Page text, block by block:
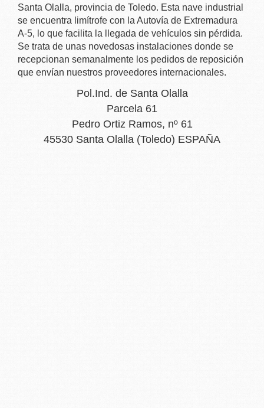
Santa Olalla, provincia de Toledo. Esta nave industrial
se encuentra limítrofe con la Autovía de Extremadura
A-5, lo que facilita la llegada de vehículos sin pérdida.
Se trata de unas novedosas instalaciones donde se
recepcionan semanalmente los pedidos de reposición
que envían nuestros proveedores internacionales.
Pol.Ind. de Santa Olalla
Parcela 61
Pedro Ortiz Ramos, nº 61
45530 Santa Olalla (Toledo) ESPAÑA